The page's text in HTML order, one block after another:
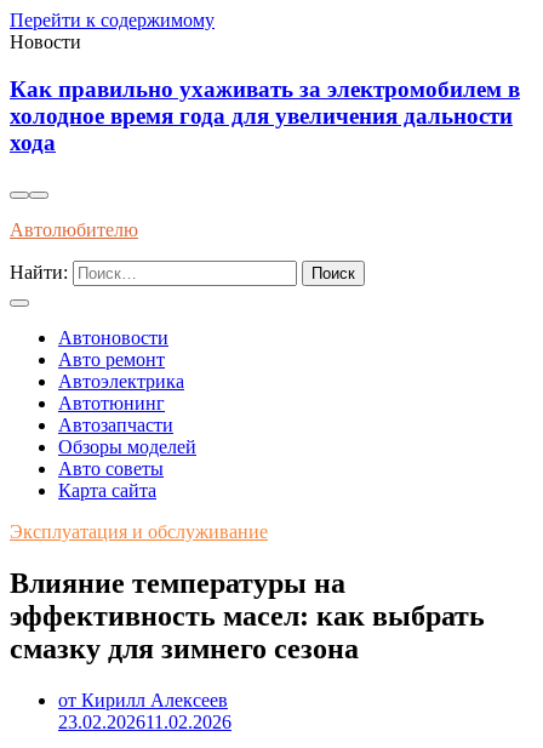
Перейти к содержимому
Новости
Современные методы диагностики и
профилактики износа автоматических коробок
передач длительным эксплуатационным сроком
Автолюбителю
Найти:
Автоновости
Авто ремонт
Автоэлектрика
Автотюнинг
Автозапчасти
Обзоры моделей
Авто советы
Карта сайта
Эксплуатация и обслуживание
Влияние температуры на
эффективность масел: как выбрать
смазку для зимнего сезона
от Кирилл Алексеев
23.02.202611.02.2026